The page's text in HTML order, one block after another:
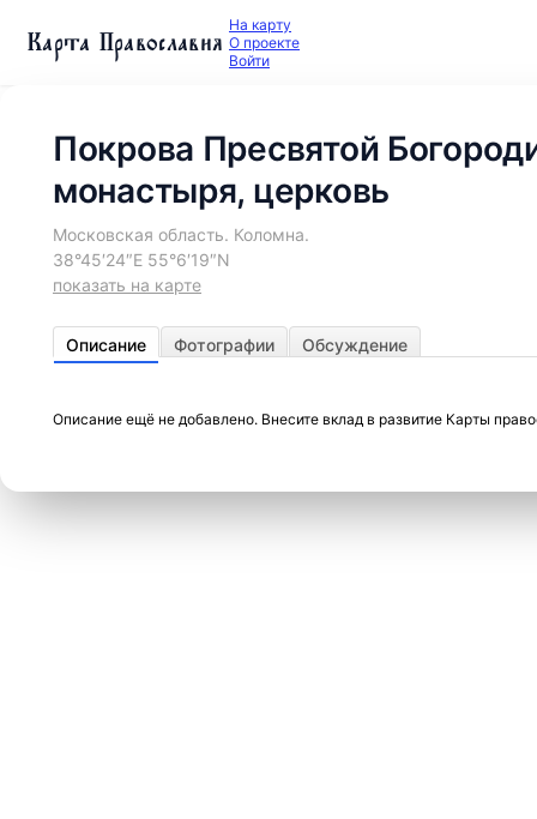
Карта Православия На карту
О проекте
Войти
Покрова Пресвятой
монастыря, церковь
Московская область. Коломна.
38°45′24″E 55°6′19″N
показать на карте
Описание Фотографии Обсуждение
Описание ещё не добавлено. Внесите вклад в развитие Карты